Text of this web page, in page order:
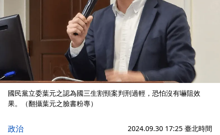
國民黨立委葉元之認為國三生割頸案判刑過輕，恐怕沒有嚇阻效
果。（翻攝葉元之臉書粉專）
政治 2024.09.30 17:25 臺北時間